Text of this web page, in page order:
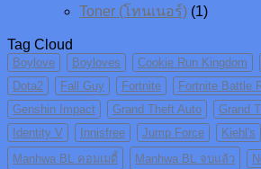
Toner (โทนเนอร์) (1)
Tag Cloud
Boylove Boyloves Cookie Run Kingdom
Dota2
Fall Guy Fortnite Fortnite Battle
Genshin Impact
Grand Theft Auto Grand
Identity V
Innisfree Jump Force Kiehl's
Manhwa BL คอมเมดี้
Manhwa BL จบแล้ว